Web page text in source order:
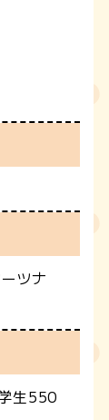
ツナ
生550